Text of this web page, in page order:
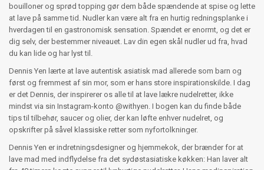
bouilloner og sprød topping gør dem både spændende at spise og lette
at lave på samme tid. Nudler kan være alt fra en hurtig redningsplanke i
hverdagen til en gastronomisk sensation. Spændet er enormt, og det er
dig selv, der bestemmer niveauet. Lav din egen skål nudler ud fra, hvad
du kan lide og har lyst til.
Dennis Yen lærte at lave autentisk asiatisk mad allerede som barn og
først og fremmest af sin mor, som er hans store inspirationskilde. I dag
er det Dennis, der inspirerer os alle til at lave lækre nudelretter, ikke
mindst via sin Instagram-konto @withyen. I bogen kan du finde både
tips til tilbehør, saucer og olier, der kan løfte enhver nudelret, og
opskrifter på såvel klassiske retter som nyfortolkninger.
Dennis Yen er indretningsdesigner og hjemmekok, der brænder for at
lave mad med indflydelse fra det sydøstasiatiske køkken: Han laver alt